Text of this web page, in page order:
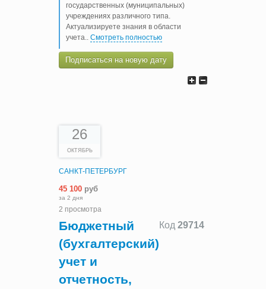
государственных (муниципальных)
учреждениях различного типа.
Актуализируете знания в области
учета.. Смотреть полностью
Подписаться на новую дату
26
ОКТЯБРЬ
САНКТ-ПЕТЕРБУРГ
45 100 руб
за 2 дня
2 просмотра
Код 29714
Бюджетный
(бухгалтерский)
учет и
отчетность,